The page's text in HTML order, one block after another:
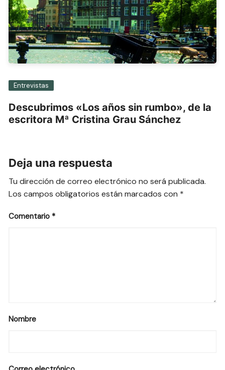
Entrevistas
Descubrimos «Los años sin rumbo», de la
escritora Mª Cristina Grau Sánchez
Deja una respuesta
Tu dirección de correo electrónico no será publicada.
Los campos obligatorios están marcados con *
Comentario *
Nombre